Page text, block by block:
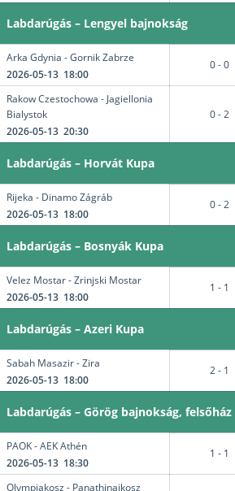
Labdarúgás – Lengyel bajnokság
Arka Gdynia - Gornik Zabrze
2026-05-13 18:00
0 - 0
Rakow Czestochowa - Jagiellonia
Bialystok
2026-05-13 20:30
0 - 2
Labdarúgás – Horvát Kupa
Rijeka - Dinamo Zágráb
2026-05-13 18:00
0 - 2
Labdarúgás – Bosnyák Kupa
Velez Mostar - Zrinjski Mostar
2026-05-13 18:00
1 - 1
Labdarúgás – Azeri Kupa
Sabah Masazir - Zira
2026-05-13 18:00
2 - 1
Labdarúgás – Görög bajnokság, felsőház
PAOK - AEK Athén
2026-05-13 18:30
1 - 1
Olympiakosz - Panathinaikosz